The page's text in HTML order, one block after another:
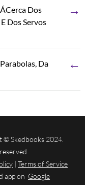
Dos
Dos Servos
→
Da
←
© Skedbooks 2024.
| Terms of Service
app on Google